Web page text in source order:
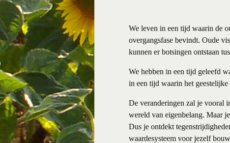
We leven in een tijd waarin de
overgangsfase bevindt. Oude
kunnen er botsingen ontstaan
We hebben in een tijd geleefd
in een tijd waarin het
De veranderingen zal je vooral
wereld van eigenbelang. Maar
Dus je ontdekt
waardesysteem voor jezelf